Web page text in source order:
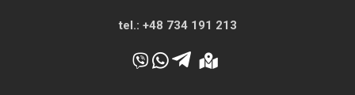
tel.: +48 734 191 213